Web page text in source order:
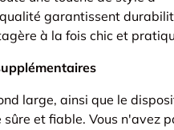
garantissent
à la fois chic et
large, ainsi que le
et fiable. Vous n'avez